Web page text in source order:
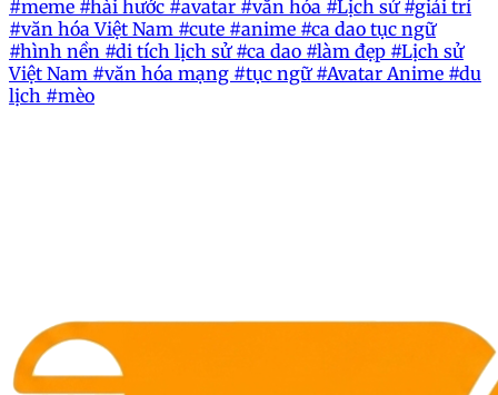
#meme #hài hước #avatar #văn hóa #Lịch sử#giải trí
#văn hóa Việt Nam #cute #anime #ca dao tục ngữ
#hình nền #di tích lịch sử#ca dao #làm đẹp #Lịch sử
Việt Nam #văn hóa mạng #tục ngữ#Avatar Anime #du
lịch #mèo